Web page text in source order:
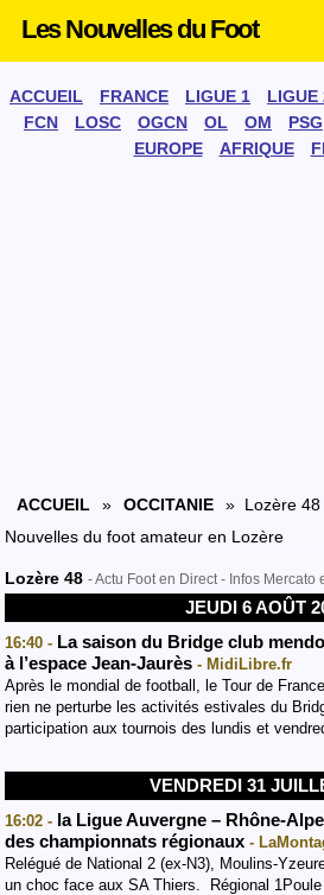
Les Nouvelles du Foot
ACCUEIL FRANCE LIGUE 1 LIGUE
FCN
LOSC OGCN OL OM PSG
EUROPE
AFRIQUE
ACCUEIL » OCCITANIE
» Lozère 48
Nouvelles du foot amateur en Lozère
Lozère 48 - Actu Foot en Direct - Infos Mercato
JEUDI 6 AOÛT
16:40 - La saison du Bridge club
à l’espace Jean-Jaurès - MidiLibre.fr
Après le mondial de football, le Tour de
rien ne perturbe les activités estivales du
participation aux tournois des lundis et
VENDREDI 31
16:02 - la Ligue Auvergne – Rhône-
des championnats régionaux -
Relégué de National 2 (ex-N3), Moulins-
un choc face aux SA Thiers. Régional